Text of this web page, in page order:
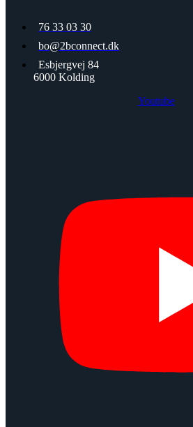
76 33 03 30
bo@2bconnect.dk
Esbjergvej 84
6000 Kolding
Youtube